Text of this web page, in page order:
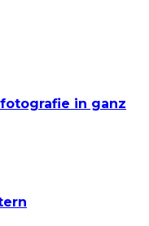
in ganz